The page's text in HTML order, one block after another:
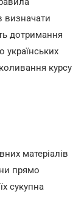
визначати
дотримання
українських
курсу
матеріалів
прямо
сукупна